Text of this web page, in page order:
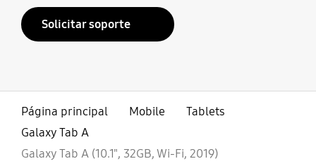
Solicitar soporte
Página principal Mobile
Tablets
Galaxy Tab A
Galaxy Tab A (10.1", 32GB, Wi-Fi, 2019)